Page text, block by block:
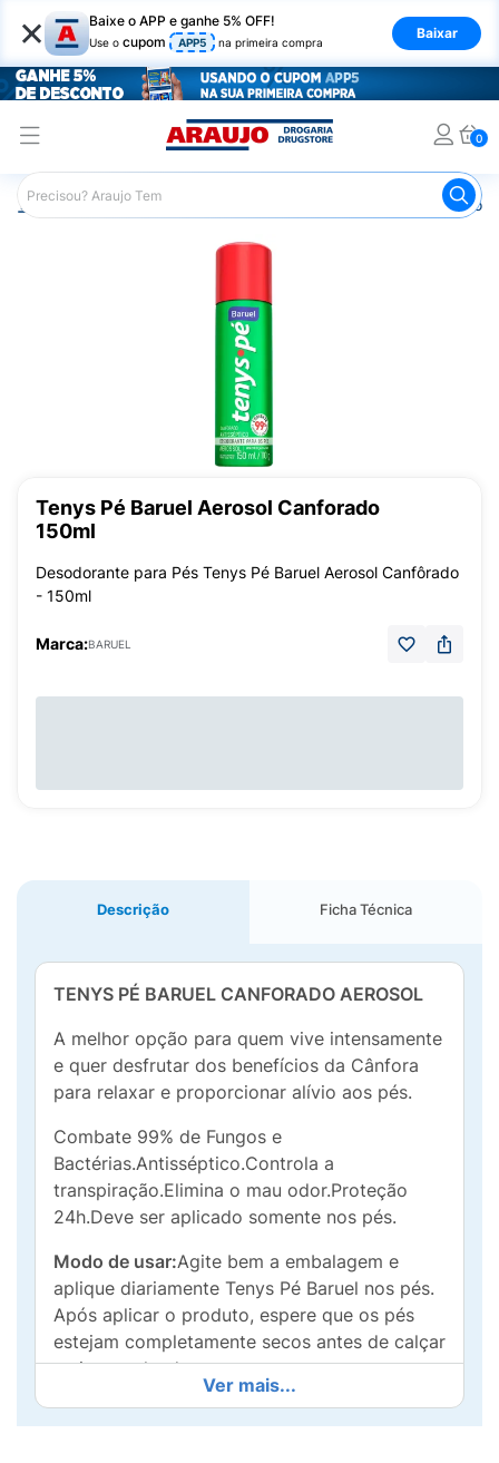
× Baixe o APP e ganhe 5% OFF!
Use o cupom APP5 na primeira compra
Baixar
0
Araujo Higiene Pessoal
Tenys Pé Baruel Aerosol Canforado
150ml
Desodorante para Pés Tenys Pé Baruel Aerosol Canfôrado
- 150ml
Marca:BARUEL
Descrição Ficha Técnica
TENYS PÉ BARUEL CANFORADO AEROSOL
A melhor opção para quem vive intensamente
e quer desfrutar dos benefícios da Cânfora
para relaxar e proporcionar alívio aos pés.
Combate 99% de Fungos e
Bactérias.Antisséptico.Controla a
transpiração.Elimina o mau odor.Proteção
24h.Deve ser aplicado somente nos pés.
Modo de usar:Agite bem a embalagem e
aplique diariamente Tenys Pé Baruel nos pés.
Após aplicar o produto, espere que os pés
estejam completamente secos antes de calçar
meias e calçados.
Ver mais...